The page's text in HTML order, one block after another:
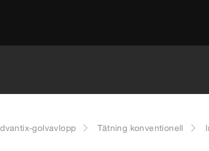
golvavlopp Tätning konventionell